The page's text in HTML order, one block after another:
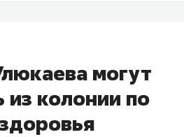
могут
из колонии по